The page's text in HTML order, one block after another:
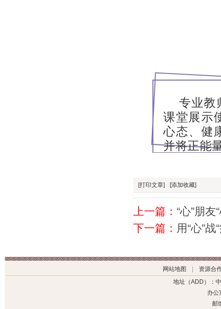
专业教
课堂展示
心态、健
并将正能
[打印文章] [添加收藏]
上一篇： “心”朋
下一篇： 用“心”
网站地图
资源合
地址（ADD）：
办公
邮